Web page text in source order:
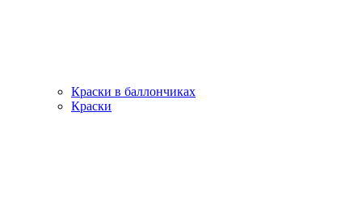
Краски в баллончиках
Краски